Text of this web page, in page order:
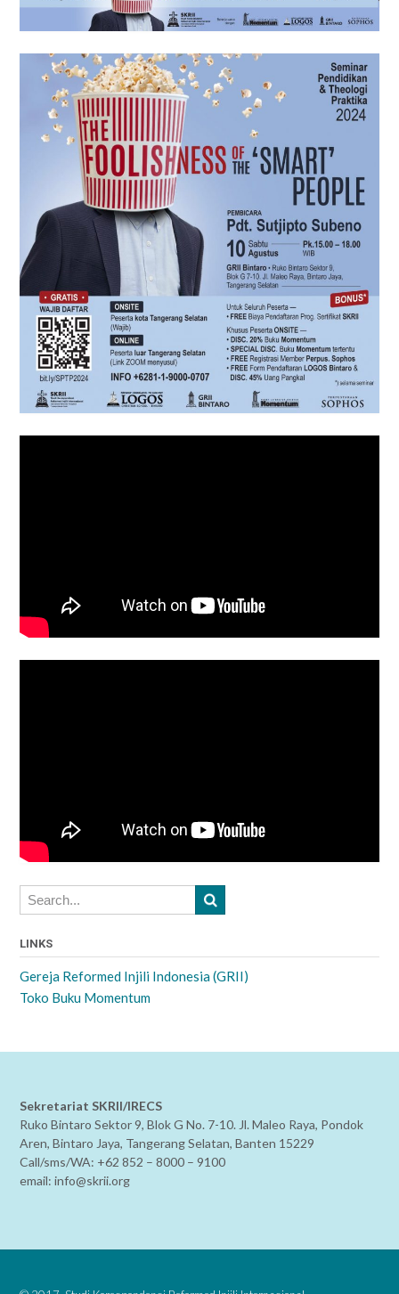
LINKS
Gereja Reformed Injili Indonesia (GRII)
Toko Buku Momentum
Sekretariat SKRII/IRECS
Ruko Bintaro Sektor 9, Blok G No. 7-10. Jl. Maleo Raya, Pondok
Aren, Bintaro Jaya, Tangerang Selatan, Banten 15229
Call/sms/WA: +62 852 – 8000 – 9100
email: info@skrii.org